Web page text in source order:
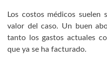
Los costos médicos
valor del caso. Un buen
tanto los gastos actuales
que ya se ha facturado.